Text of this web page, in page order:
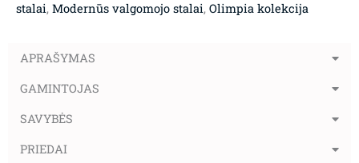
stalai, Modernūs valgomojo stalai, Olimpia kolekcija
APRAŠYMAS
GAMINTOJAS
SAVYBĖS
PRIEDAI